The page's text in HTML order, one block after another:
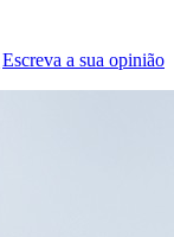
Escreva a sua opinião